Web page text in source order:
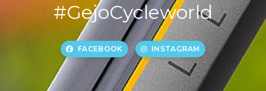
#GejoCycleworld
FACEBOOK INSTAGRAM